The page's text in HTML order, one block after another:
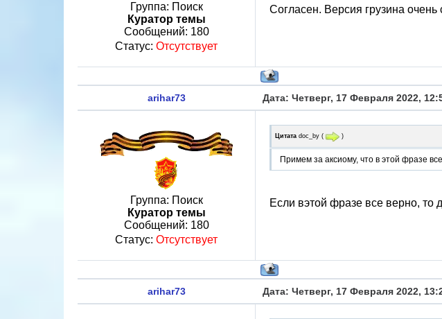
Группа: Поиск
Куратор темы
Сообщений: 180
Статус: Отсутствует
Согласен. Версия грузина
arihar73 Дата: Четверг, 17 Февраля 2022,
Группа: Поиск
Куратор темы
Сообщений: 180
Статус: Отсутствует
Цитата doc_by ( )
Примем за аксиому, что в этой фразе
Если вэтой фразе все верно, то
arihar73 Дата: Четверг, 17 Февраля 2022,